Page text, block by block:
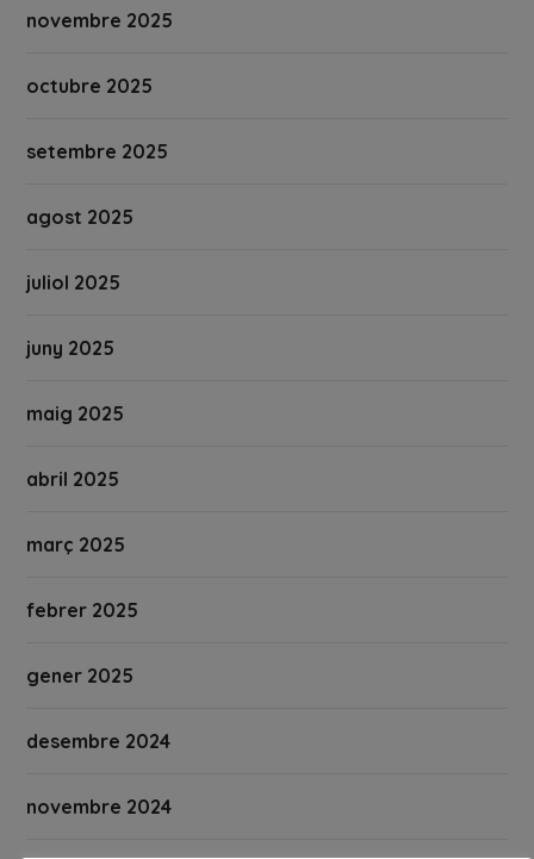
novembre 2025
octubre 2025
setembre 2025
agost 2025
juliol 2025
juny 2025
maig 2025
abril 2025
març 2025
febrer 2025
gener 2025
desembre 2024
novembre 2024